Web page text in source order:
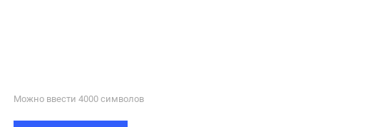
Можно ввести 4000 cимволов